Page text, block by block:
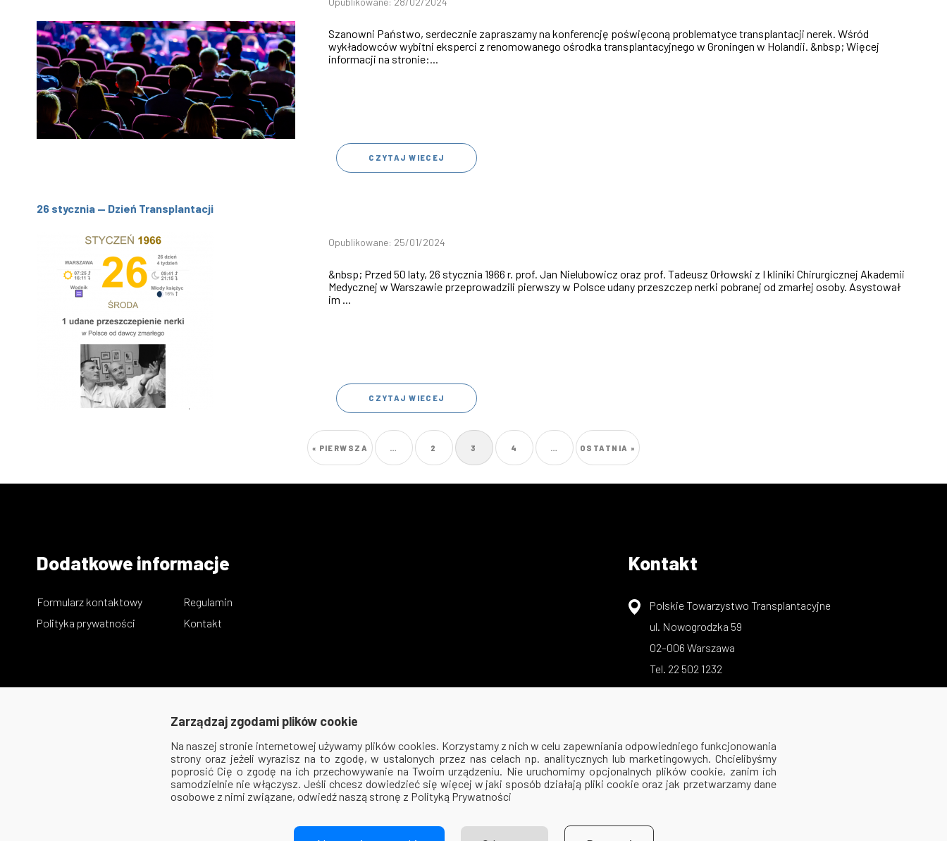
Szanowni Państwo, serdecznie zapraszamy na konferencję poświęconą problematyce transplantacji nerek. Wśród
wykładowców wybitni eksperci z renomowanego ośrodka transplantacyjnego w Groningen w Holandii. &nbsp; Więcej
informacji na stronie:...
CZYTAJ WIECEJ
26 stycznia — Dzień Transplantacji
Opublikowane: 25/01/2024
&nbsp; Przed 50 laty, 26 stycznia 1966 r. prof. Jan Nielubowicz oraz prof. Tadeusz Orłowski z I kliniki Chirurgicznej Akademii
Medycznej w Warszawie przeprowadzili pierwszy w Polsce udany przeszczep nerki pobranej od zmarłej osoby. Asystował
im ...
CZYTAJ WIECEJ
PIERWSZA
« PIERWSZA … STRONA
2 BIEŻĄCA
3 STRONA
4 … OSTATNIA
OSTATNIA »
Dodatkowe informacje
Formularz kontaktowy
Polityka prywatności
Regulamin
Kontakt
Kontakt
Polskie Towarzystwo Transplantacyjne
ul. Nowogrodzka 59
02–006 Warszawa
Tel. 22 502 1232
Zarządzaj zgodami plików cookie
Na naszej stronie internetowej używamy plików cookies. Korzystamy z nich w celu zapewniania odpowiedniego funkcjonowania
strony oraz jeżeli wyrazisz na to zgodę, w ustalonych przez nas celach np. analitycznych lub marketingowych. Chcielibyśmy
poprosić Cię o zgodę na ich przechowywanie na Twoim urządzeniu. Nie uruchomimy opcjonalnych plików cookie, zanim ich
samodzielnie nie włączysz. Jeśli chcesz dowiedzieć się więcej w jaki sposób działają pliki cookie oraz jak przetwarzamy dane
osobowe z nimi związane, odwiedź naszą stronę z Polityką Prywatności